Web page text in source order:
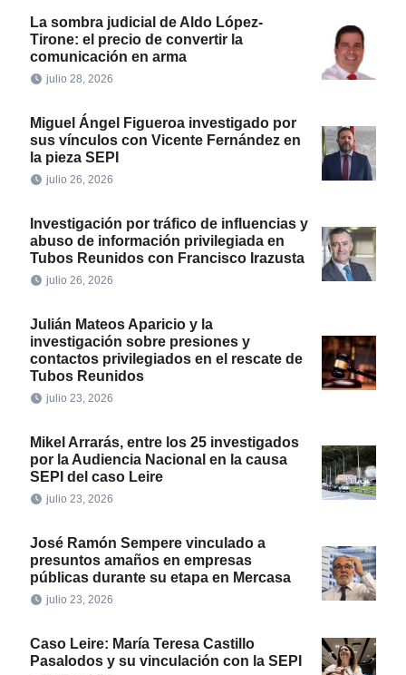
La sombra judicial de Aldo López-
Tirone: el precio de convertir la
comunicación en arma
julio 28, 2026
Miguel Ángel Figueroa investigado por
sus vínculos con Vicente Fernández en
la pieza SEPI
julio 26, 2026
Investigación por tráfico de influencias y
abuso de información privilegiada en
Tubos Reunidos con Francisco Irazusta
julio 26, 2026
Julián Mateos Aparicio y la
investigación sobre presiones y
contactos privilegiados en el rescate de
Tubos Reunidos
julio 23, 2026
Mikel Arrarás, entre los 25 investigados
por la Audiencia Nacional en la causa
SEPI del caso Leire
julio 23, 2026
José Ramón Sempere vinculado a
presuntos amaños en empresas
públicas durante su etapa en Mercasa
julio 23, 2026
Caso Leire: María Teresa Castillo
Pasalodos y su vinculación con la SEPI